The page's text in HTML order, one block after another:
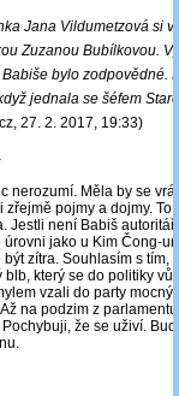
Jana Vildumetzová si
Zuzanou Bubílkovou.
bylo zodpovědné.
jednala se šéfem
27. 2. 2017, 19:33)
nerozumí. Měla by se
pojmy a dojmy. To
Jestli není Babiš
jako u Kim Čong-
zítra. Souhlasím s tím,
který se do politiky
vzali do party
na podzim z
že se uživí.